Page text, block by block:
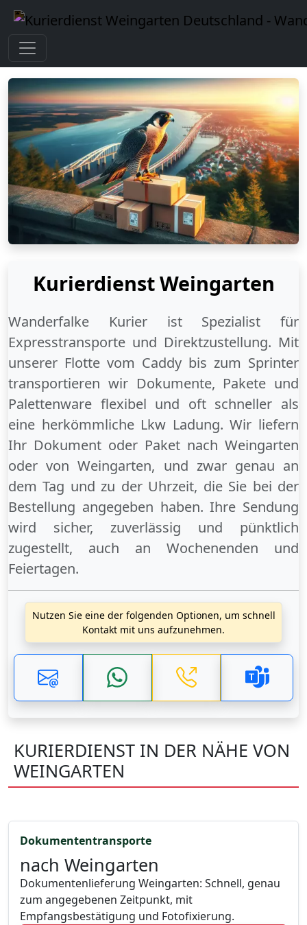
Kurierdienst Weingarten
Wanderfalke Kurier ist Spezialist für
Expresstransporte und Direktzustellung. Mit
unserer Flotte vom Caddy bis zum Sprinter
transportieren wir Dokumente, Pakete und
Palettenware flexibel und oft schneller als
eine herkömmliche Lkw Ladung. Wir liefern
Ihr Dokument oder Paket nach Weingarten
odervon Weingarten, und zwar genau an
dem Tag und zu der Uhrzeit, die Sie bei der
Bestellung angegeben haben. Ihre Sendung
wird sicher, zuverlässig und pünktlich
zugestellt, auch an Wochenenden und
Feiertagen.
Nutzen Sie eine der folgenden Optionen, um schnell
Kontakt mit uns aufzunehmen.
KURIERDIENST IN DER NÄHE VON
WEINGARTEN
Dokumententransporte
nach Weingarten
Dokumentenlieferung Weingarten: Schnell, genau
zum angegebenen Zeitpunkt, mit
Empfangsbestätigung und Fotofixierung.